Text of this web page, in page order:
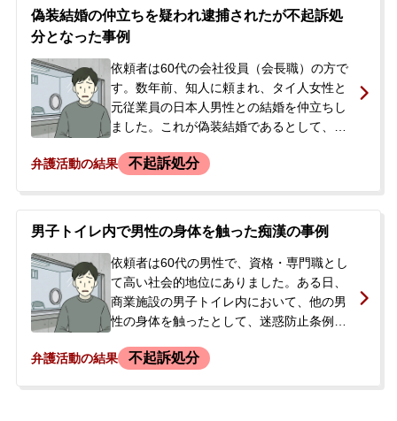
者は被害者に直接謝罪し、慰謝料などとし
て金銭を渡しましたが、許してもらえなか
ったため、今後の対応について不安になり
当事務所へ相談に来られました。
偽装結婚の仲立ちを疑われ逮捕されたが不起訴処
分となった事例
依頼者は60代の会社役員（会長職）の方で
す。数年前、知人に頼まれ、タイ人女性と
元従業員の日本人男性との結婚を仲立ちし
ました。これが偽装結婚であるとして、電
で逮捕されました。当事者の息子様（社
時、会社は重要な合併手続きを進めてお
り、依頼者親子は会社への捜査の影響や実
名報道がなされることを避けたいと強く希
望されていました。
弁護活動の結果 不起訴処分
男子トイレ内で男性の身体を触った痴漢の事例
依頼者は60代の男性で、資格・専門職とし
て高い社会的地位にありました。ある日、
商業施設の男子トイレ内において、他の男
性の身体を触ったとして、迷惑防止条例違
者は犯行について偶然当たっただけと否認
弁護活動の結果 不起訴処分